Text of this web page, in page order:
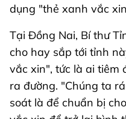
dụng "thẻ xanh vắc
Tại Đồng Nai, Bí thư
cho hay sắp tới tỉnh
vắc xin", tức là ai tiêm
ra đường. "Chúng ta
soát là để chuẩn bị